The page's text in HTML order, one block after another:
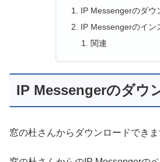
IP Messengerのダウ
IP Messengerのイン
関連
IP Messengerのダウ
窓の杜さんからダウンロードできま